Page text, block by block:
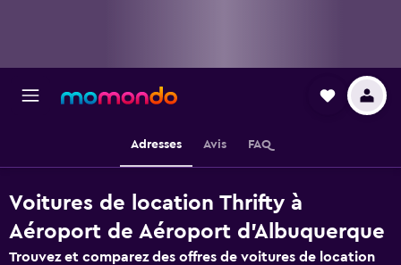
Adresses Avis FAQ
Voitures de location Thrifty à
Aéroport de Aéroport d'Albuquerque
Trouvez et comparez des offres de voitures de location